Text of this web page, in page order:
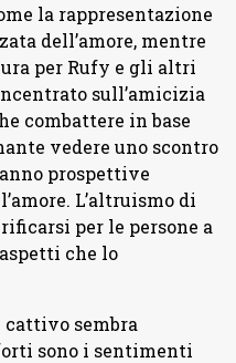
la rappresentazione
dell’amore, mentre
per Rufy e gli altri
sull’amicizia
combattere in base
vedere uno scontro
prospettive
L’altruismo di
per le persone a
che lo
cattivo sembra
sono i sentimenti